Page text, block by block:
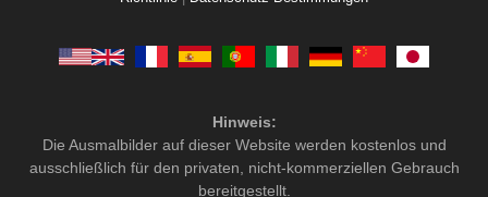
Hinweis:
Die Ausmalbilder auf dieser Website werden kostenlos und
ausschließlich für den privaten, nicht-kommerziellen Gebrauch
bereitgestellt.